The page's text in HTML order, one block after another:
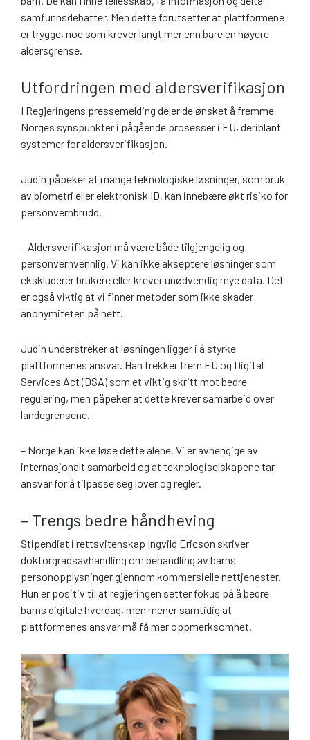
samfunnsdebatter. Men dette forutsetter at plattformene
er trygge, noe som krever langt mer enn bare en høyere
aldersgrense.
Utfordringen med aldersverifikasjon
I Regjeringens pressemelding deler de ønsket å fremme
Norges synspunkter i pågående prosesser i EU, deriblant
systemer for aldersverifikasjon.
Judin påpeker at mange teknologiske løsninger, som bruk
av biometri eller elektronisk ID, kan innebære økt risiko for
personvernbrudd.
– Aldersverifikasjon må være både tilgjengelig og
personvernvennlig. Vi kan ikke akseptere løsninger som
ekskluderer brukere eller krever unødvendig mye data. Det
er også viktig at vi finner metoder som ikke skader
anonymiteten på nett.
Judin understreker at løsningen ligger i å styrke
plattformenes ansvar. Han trekker frem EU og Digital
Services Act (DSA) som et viktig skritt mot bedre
regulering, men påpeker at dette krever samarbeid over
landegrensene.
– Norge kan ikke løse dette alene. Vi er avhengige av
internasjonalt samarbeid og at teknologiselskapene tar
ansvar for å tilpasse seg lover og regler.
– Trengs bedre håndheving
Stipendiat i rettsvitenskap Ingvild Ericson skriver
doktorgradsavhandling om behandling av barns
personopplysninger gjennom kommersielle nettjenester.
Hun er positiv til at regjeringen setter fokus på å bedre
barns digitale hverdag, men mener samtidig at
plattformenes ansvar må få mer oppmerksomhet.